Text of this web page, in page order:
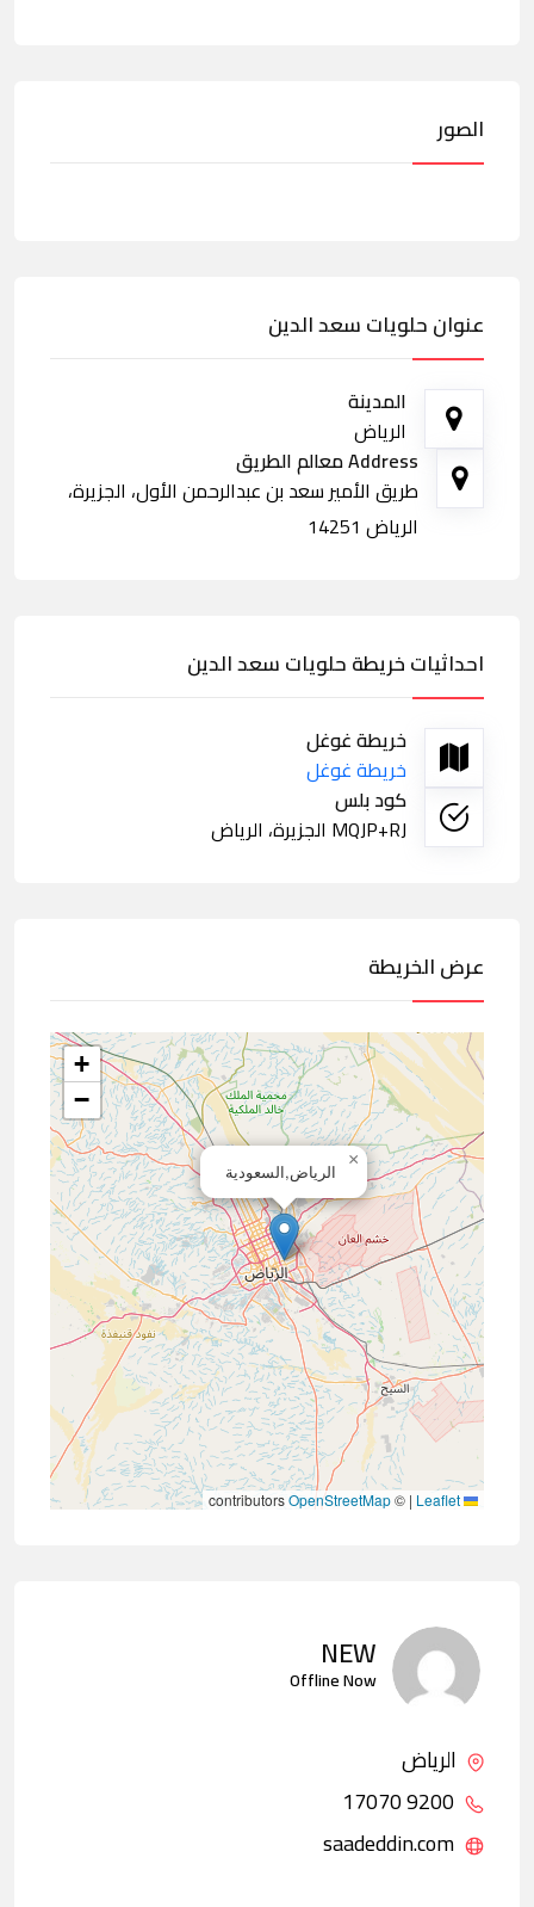
الصور
عنوان حلويات سعد الدين
المدينة
الرياض
Address معالم الطريق
طريق الأمير سعد بن عبدالرحمن الأول، الجزيرة،
الرياض 14251
احداثيات خريطة حلويات سعد الدين
خريطة غوغل
خريطة غوغل
كود بلس
MQJP+RJ الجزيرة، الرياض
عرض الخريطة
الرياض,السعودية
×
+
−
|
©
OpenStreetMap
NEW
Offline Now
الرياض